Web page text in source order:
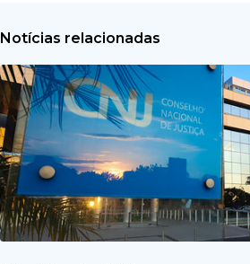
Notícias relacionadas